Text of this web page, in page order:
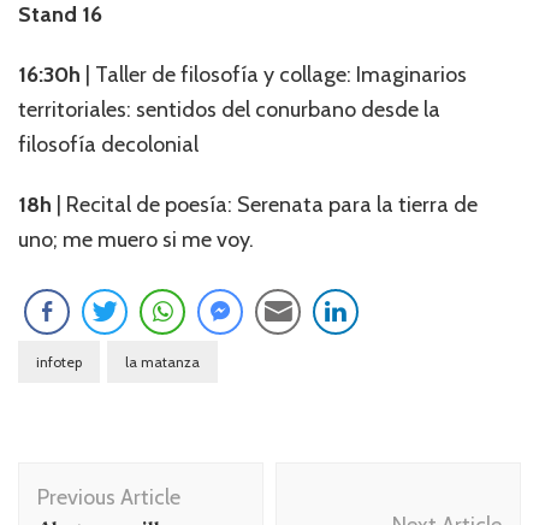
Stand 16
16:30h
| Taller de filosofía y collage: Imaginarios
territoriales: sentidos del conurbano desde la
filosofía decolonial
18h
| Recital de poesía: Serenata para la tierra de
uno; me muero si me voy.
infotep la matanza
Navegación
de
Previous Article